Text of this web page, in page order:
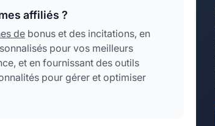
affiliés ?
de bonus et des incitations, en
pour vos meilleurs
et en fournissant des outils
pour gérer et optimiser